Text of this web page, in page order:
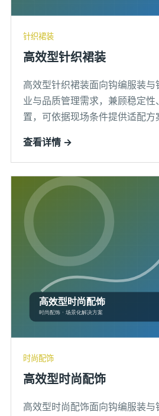
针织裙装
高效型针织裙装
高效型针织裙装面向钩编服装
业与品质管理需求，兼顾稳定
置，可依据现场条件提供适配方
查看详情 →
时尚配饰
高效型时尚配饰
高效型时尚配饰面向钩编服装